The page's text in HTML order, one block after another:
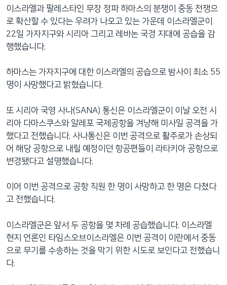
로
동
검
으
로
이스라엘과 팔레스타인 무장 정파 하마스의 분쟁이 중동 전쟁으
로 확산할 수 있다는 우려가 나오고 있는 가운데 이스라엘군이
22일 가자지구와 시리아 그리고 레바논 국경 지대에 공습을 감
행했습니다.
하마스는 가자지구에 대한 이스라엘의 공습으로 밤사이 최소 55
명이 사망했다고 밝혔습니다.
또 시리아 국영 사나(SANA) 통신은 이스라엘군이 이날 오전 시
리아 다마스쿠스와 알레포 국제공항을 겨냥해 미사일 공격을 가
했다고 전했습니다. 사나통신은 이번 공격으로 활주로가 손상되
어 해당 공항으로 내릴 예정이던 항공편들이 라타키아 공항으로
변경됐다고 설명했습니다.
이어 이번 공격으로 공항 직원 한 명이 사망하고 한 명은 다쳤다
고 전했습니다.
이스라엘군은 앞서 두 공항을 몇 차례 공습했습니다. 이스라엘
현지 언론인 타임스오브이스라엘은 이번 공격이 이란에서 중동
으로 무기를 수송하는 것을 막기 위한 시도로 보인다고 전했습니
다.